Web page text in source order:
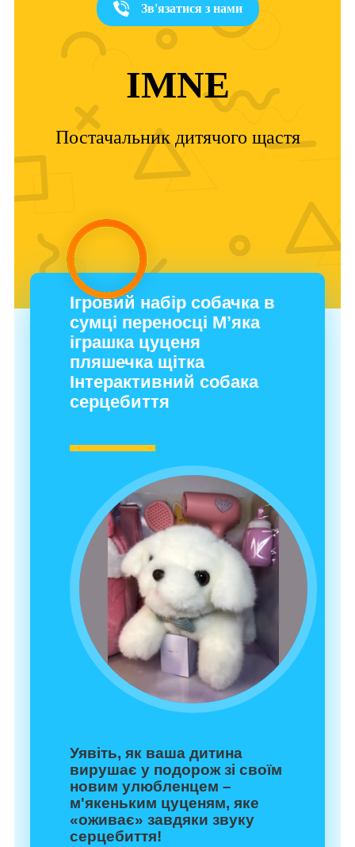
Зв'язатися з нами
IMNE
Постачальник дитячого щастя
Ігровий набір собачка в
сумці переносці М’яка
іграшка цуценя
пляшечка щітка
Інтерактивний собака
серцебиття
Уявіть, як ваша дитина
вирушає у подорож зі своїм
новим улюбленцем –
м'якеньким цуценям, яке
«оживає» завдяки звуку
серцебиття!